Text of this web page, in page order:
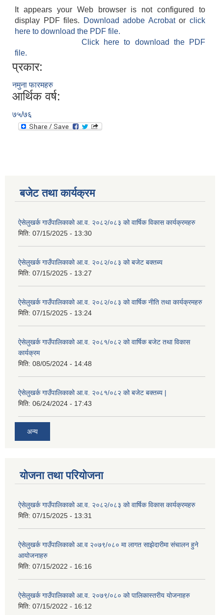
It appears your Web browser is not configured to
display PDF files.
Download adobe Acrobatorclick
here to download the PDF file.
Click here to download the PDF
file.
प्रकार:
नमुना फारमहरु
आर्थिक वर्ष:
७५/७६
बजेट तथा कार्यक्रम
ऐसेलुखर्क गाउँपालिकाको आ.व. २०८२/०८३ को वार्षिक विकास कार्यक्रमहरु
मिति: 07/15/2025 - 13:30
ऐसेलुखर्क गाउँपालिकाको आ.व. २०८२/०८३ को बजेट बक्तब्य
मिति: 07/15/2025 - 13:27
ऐसेलुखर्क गाउँपालिकाको आ.व. २०८२/०८३ को वार्षिक नीति तथा कार्यक्रमहरु
मिति: 07/15/2025 - 13:24
ऐसेलुखर्क गाउँपालिकाको आ.व. २०८१/०८२ को वार्षिक बजेट तथा विकास
कार्यक्रम
मिति: 08/05/2024 - 14:48
ऐसेलुखर्क गाउँपालिकाको आ.व. २०८१/०८२ को बजेट बक्तब्य |
मिति: 06/24/2024 - 17:43
अन्य
योजना तथा परियोजना
ऐसेलुखर्क गाउँपालिकाको आ.व. २०८२/०८३ को वार्षिक विकास कार्यक्रमहरु
मिति: 07/15/2025 - 13:31
ऐसेलुखर्क गाउँपालिकाको आ.व २०७९/०८० मा लागत साझेदारीमा संचालन हुने
आयोजनाहरु
मिति: 07/15/2022 - 16:16
ऐसेलुखर्क गाउँपालिकाको आ.व. २०७९/०८० को पालिकास्तरीय योजनाहरु
मिति: 07/15/2022 - 16:12